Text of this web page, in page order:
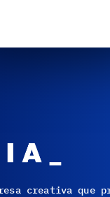
creativa que